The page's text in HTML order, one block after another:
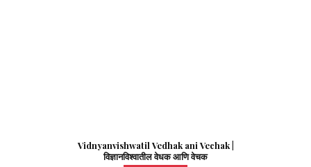
Vidnyanvishwatil Vedhak ani Vechak |
विज्ञानविश्वातील वेधक आणि वेचक